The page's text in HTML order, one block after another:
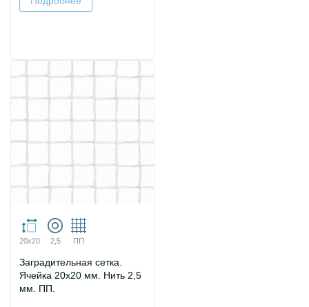
20х20 2,5 ПП
Заградительная сетка.
Ячейка 20х20 мм. Нить 2,5
мм. ПП.